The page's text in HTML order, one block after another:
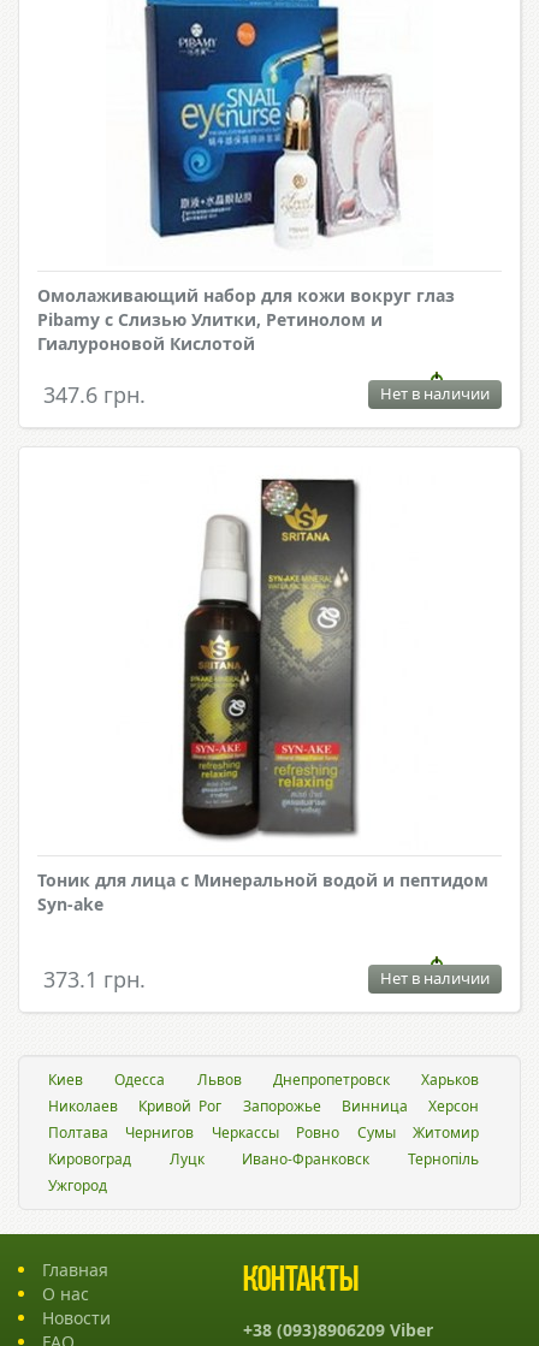
Омолаживающий набор для кожи вокруг глаз
Pibamy с Слизью Улитки, Ретинолом и
Гиалуроновой Кислотой
347.6 грн. Нет в наличии
Тоник для лица с Минеральной водой и пептидом
Syn-ake
373.1 грн. Нет в наличии
Киев Одесса Львов Днепропетровск
Харьков
Николаев
Кривой Рог Запорожье Винница
Херсон
Полтава
Чернигов Черкассы Ровно Сумы
Житомир
Кировоград
Луцк Ивано-Франковск
Тернопіль
Ужгород
Главная
О нас
Новости
Контакты
+38 (093)8906209 Viber